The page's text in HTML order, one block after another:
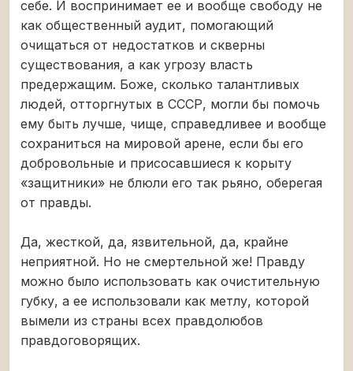
себе. И воспринимает ее и вообще свободу не
как общественный аудит, помогающий
очищаться от недостатков и скверны
существования, а как угрозу власть
предержащим. Боже, сколько талантливых
людей, отторгнутых в СССР, могли бы помочь
ему быть лучше, чище, справедливее и вообще
сохраниться на мировой арене, если бы его
добровольные и присосавшиеся к корыту
«защитники» не блюли его так рьяно, оберегая
от правды.
Да, жесткой, да, язвительной, да, крайне
неприятной. Но не смертельной же! Правду
можно было использовать как очистительную
губку, а ее использовали как метлу, которой
вымели из страны всех правдолюбов
правдоговорящих.